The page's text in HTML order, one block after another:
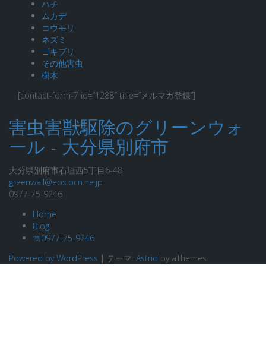
ハチ
ムカデ
コウモリ
ネズミ
ゴキブリ
その他害虫
樹木
[contact-form-7 id=”1288″ title=”メルマガ登録”]
害虫害獣駆除のグリーンウォ
ール - 大分県別府市
大分県別府市石垣西5丁目6-48
greenwall@eos.ocn.ne.jp
0977-75-9246
Home
Blog
☏0977-75-9246
Powered by WordPress | テーマ: Astrid by aThemes.